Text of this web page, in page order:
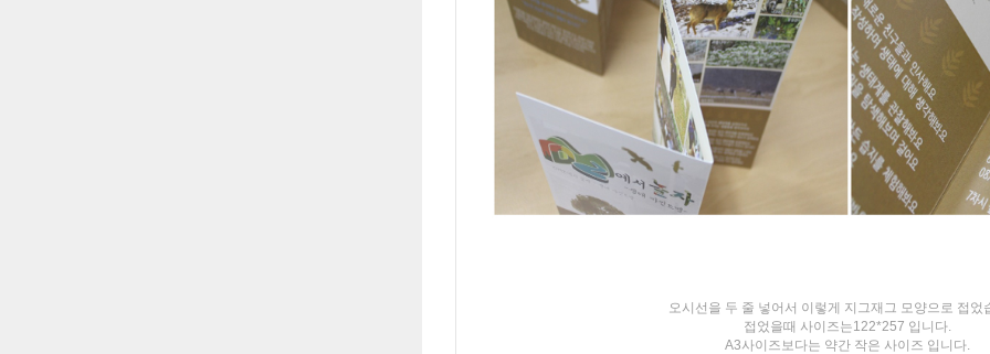
오시선을 두 줄 넣어서 이렇게 지그재그 모양으로 접었
접었을때 사이즈는122*257 입니다.
A3사이즈보다는 약간 작은 사이즈 입니다.